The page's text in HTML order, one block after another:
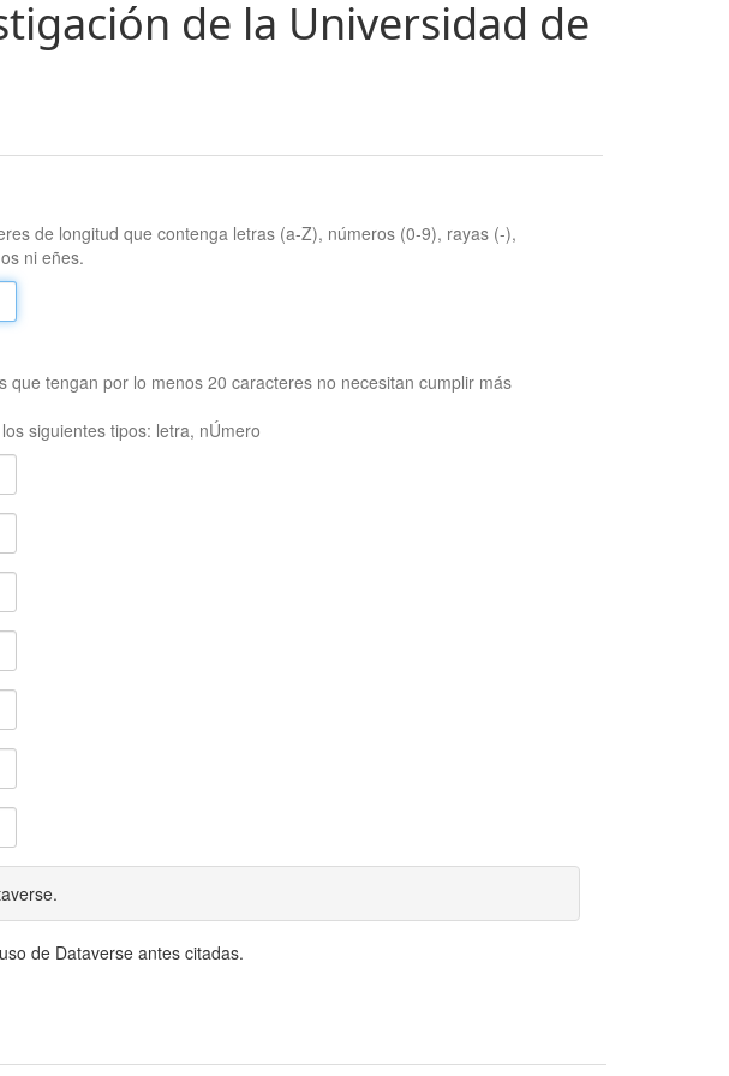
de la Universidad de
de longitud que contenga letras (a-Z), números (0-9), rayas (-),
ni eñes.
que tengan por lo menos 20 caracteres no necesitan cumplir más
siguientes tipos: letra, nÚmero
de Dataverse antes citadas.